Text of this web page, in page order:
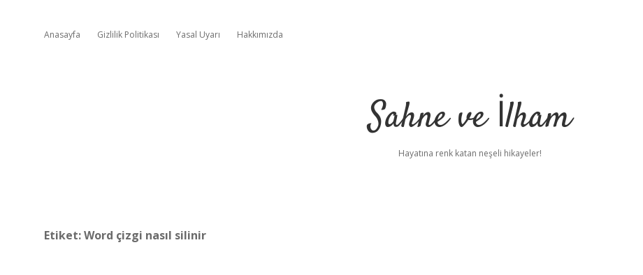
Anasayfa Gizlilik Politikası Yasal Uyarı Hakkımızda
Sahne ve İlham
Hayatına renk katan neşeli hikayeler!
Etiket:Word çizgi nasıl silinir